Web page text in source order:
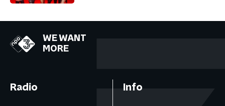
WE WANT
MORE
Radio Info